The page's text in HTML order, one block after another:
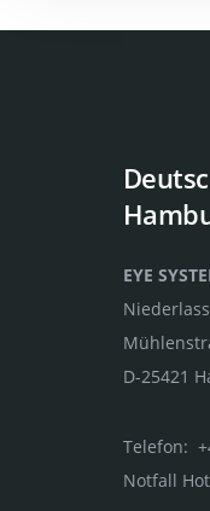
EYE
D-25421
Telefon:
Notfall